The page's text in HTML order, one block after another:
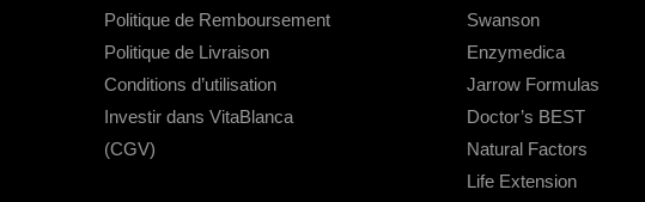
Politique de Remboursement
Politique de Livraison
Conditions d’utilisation
Investir dans VitaBlanca
(CGV)
Swanson
Enzymedica
Jarrow Formulas
Doctor’s BEST
Natural Factors
Life Extension